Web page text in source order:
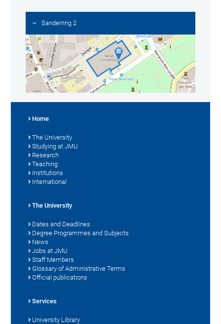
Sanderring 2
Home
The University
Studying at JMU
Research
Teaching
Institutions
International
The University
Dates and Deadlines
Degree Programmes and Subjects
News
Jobs at JMU
Staff Members
Glossary of Administrative Terms
Official publications
Services
University Library